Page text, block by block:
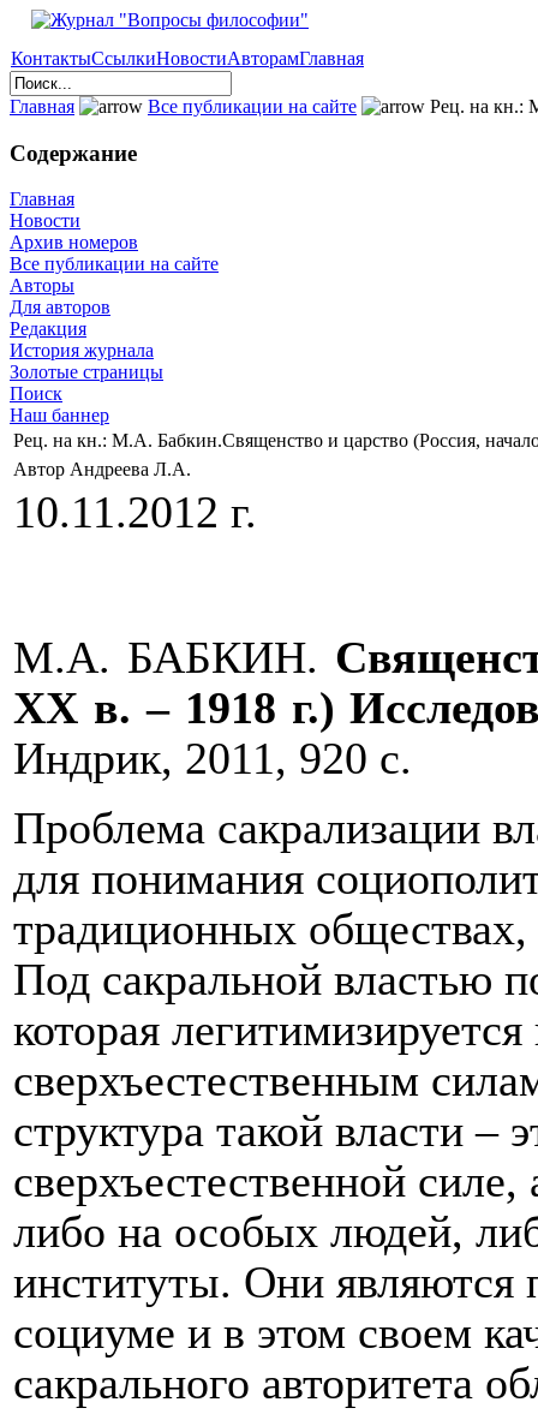
КонтактыСсылкиНовостиАвторамГлавная
Главная Все публикации на сайте Рец. на кн.:
Содержание
Главная
Новости
Архив номеров
Все публикации на сайте
Авторы
Для авторов
Редакция
История журнала
Золотые страницы
Поиск
Наш баннер
Рец. на кн.: М.А. Бабкин.Священство и царство (Россия,
Автор Андреева Л.А.
10.11.2012 г.
М.А. БАБКИН.
XX в. – 1918 г.)
Индрик, 2011, 920 с.
Проблема сакрализации
для понимания
традиционных
Под сакральной властью
которая
сверхъестественным
структура такой власти –
сверхъестественной силе,
либо на особых людей,
институты. Они являются
социуме и в этом своем
сакрального авторитета